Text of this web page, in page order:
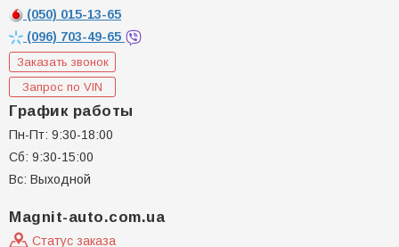
(050) 015-13-65
(096) 703-49-65
Заказать звонок
Запрос по VIN
График работы
Пн-Пт: 9:30-18:00
Сб: 9:30-15:00
Вс: Выходной
Magnit-auto.com.ua
Статус заказа